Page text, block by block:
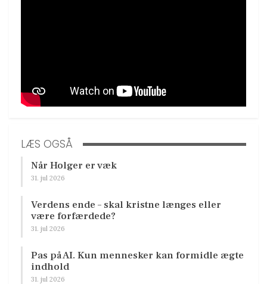
LÆS OGSÅ
Når Holger er væk
31. jul 2026
Verdens ende – skal kristne længes eller
være forfærdede?
31. jul 2026
Pas på AI. Kun mennesker kan formidle ægte
indhold
31. jul 2026